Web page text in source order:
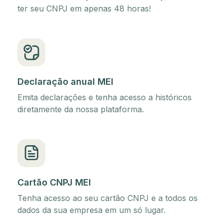
ter seu CNPJ em apenas 48 horas!
Declaração anual MEI
Emita declarações e tenha acesso a históricos
diretamente da nossa plataforma.
Cartão CNPJ MEI
Tenha acesso ao seu cartão CNPJ e a todos os
dados da sua empresa em um só lugar.